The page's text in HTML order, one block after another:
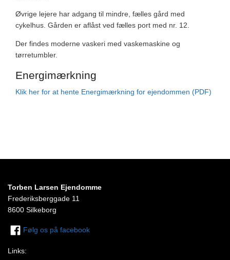
Øvrige lejere har adgang til mindre, fælles gård med
cykelhus. Gården er aflåst ved fælles port med nr. 12.
Der findes moderne vaskeri med vaskemaskine og
tørretumbler.
Energimærkning
Klik her for at hente Energimærkning for ejendommen (PDF)
Torben Larsen Ejendomme
Frederiksberggade 11
8600 Silkeborg
Følg os på facebook
Links: